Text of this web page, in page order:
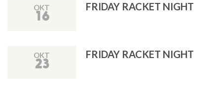
OKT
16
FRIDAY RACKET NIGHT
OKT
23
FRIDAY RACKET NIGHT